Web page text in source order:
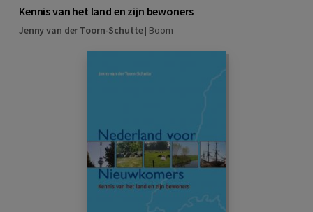
Kennis van het land en zijn bewoners
Jenny van der Toorn-Schutte| Boom